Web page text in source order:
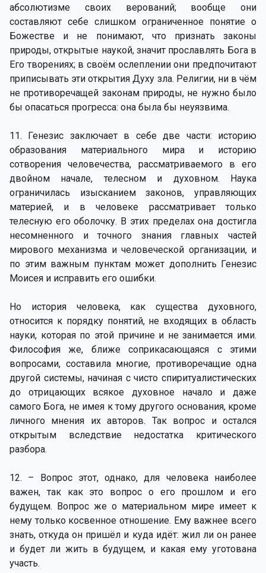
абсолютизме своих верований; вообще они
составляют себе слишком ограниченное понятие о
Божестве и не понимают, что признать законы
природы, открытые наукой, значит прославлять Бога в
Его творениях; в своём ослеплении они предпочитают
приписывать эти открытия Духу зла. Религии, ни в чём
не противоречащей законам природы, не нужно было
бы опасаться прогресса: она была бы неуязвима.
11. Генезис заключает в себе две части: историю
образования материального мира и историю
сотворения человечества, рассматриваемого в его
двойном начале, телесном и духовном. Наука
ограничилась изысканием законов, управляющих
материей, и в человеке рассматривает только
телесную его оболочку. В этих пределах она достигла
несомненного и точного знания главных частей
мирового механизма и человеческой организации, и
по этим важным пунктам может дополнить Генезис
Моисея и исправить его ошибки.
Но история человека, как существа духовного,
относится к порядку понятий, не входящих в область
науки, которая по этой причине и не занимается ими.
Философия же, ближе соприкасающаяся с этими
вопросами, составила многие, противоречащие одна
другой системы, начиная с чисто спиритуалистических
до отрицающих всякое духовное начало и даже
самого Бога, не имея к тому другого основания, кроме
личного мнения их авторов. Так вопрос и остался
открытым вследствие недостатка критического
разбора.
12. – Вопрос этот, однако, для человека наиболее
важен, так как это вопрос о его прошлом и его
будущем. Вопрос же о материальном мире имеет к
нему только косвенное отношение. Ему важнее всего
знать, откуда он пришёл и куда идёт: жил ли он ранее
и будет ли жить в будущем, и какая ему уготована
участь.